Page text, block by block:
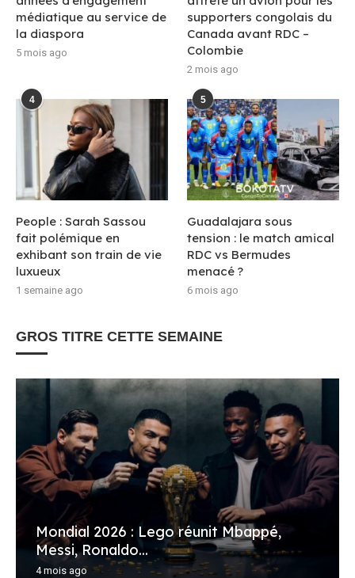
médiatique au service de
la diaspora
5 mois ago
supporters congolais du
Canada avant RDC –
Colombie
2 mois ago
4
People : Sarah Sassou
fait polémique en
exhibant son train de vie
luxueux
1 semaine ago
5
Guadalajara sous
tension : le match amical
RDC vs Bermudes
menacé ?
6 mois ago
GROS TITRE CETTE SEMAINE
Mondial 2026 : Lego réunit Mbappé,
Messi, Ronaldo...
4 mois ago